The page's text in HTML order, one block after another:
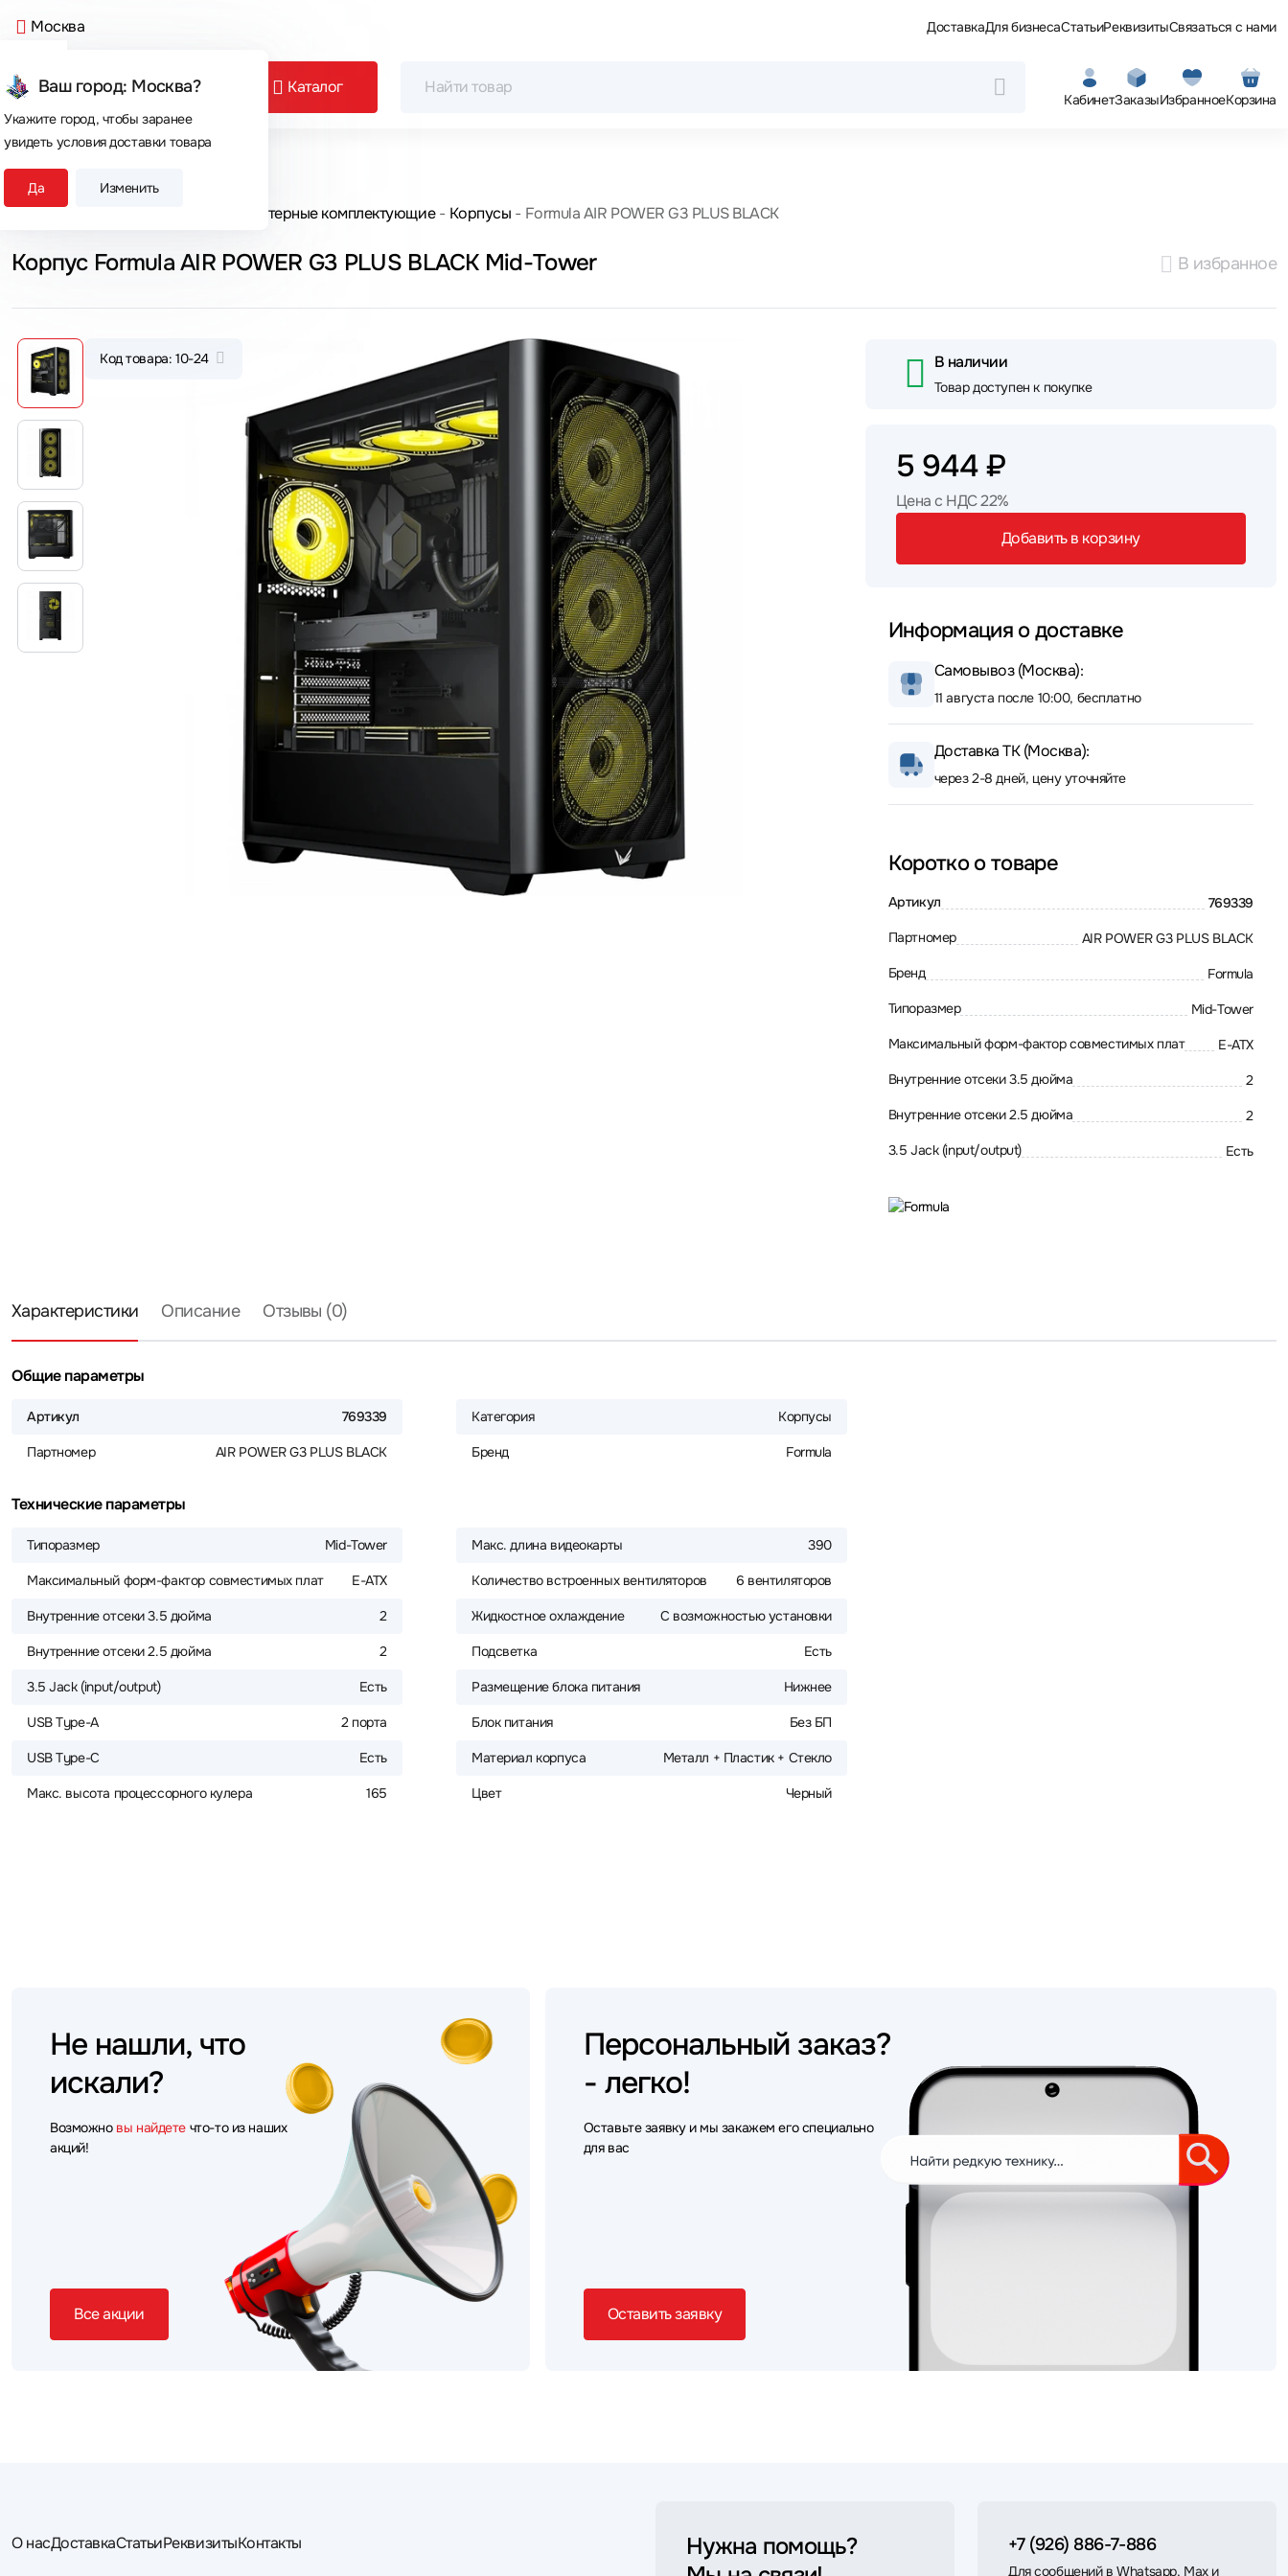
Москва
Ваш город: Москва?
Укажите город, чтобы заранее
увидеть условия доставки товара
Да Изменить
ДоставкаДля бизнесаСтатьиРеквизитыСвязаться с нами
Каталог
КабинетЗаказыИзбранноеКорзина
Сегодня покупают
Главная Компьютерные комплектующие Корпусы Formula AIR POWER G3 PLUS BLACK
Корпус Formula AIR POWER G3 PLUS BLACK Mid-Tower В избранное
Код товара: 10-24 В наличии
Товар доступен к покупке
5 944 ₽
Цена с НДС 22%
Добавить в корзину
Информация о доставке
Самовывоз (Москва):
11 августа после 10:00, бесплатно
Доставка ТК (Москва):
через 2-8 дней, цену уточняйте
Коротко о товаре
Артикул 769339
Партномер AIR POWER G3 PLUS BLACK
Бренд Formula
Типоразмер Mid-Tower
Максимальный форм-фактор совместимых плат E-ATX
Внутренние отсеки 3.5 дюйма 2
Внутренние отсеки 2.5 дюйма 2
3.5 Jack (input/output) Есть
Характеристики Описание Отзывы (0)
Общие параметры
Артикул 769339
Партномер AIR POWER G3 PLUS BLACK
Категория Корпусы
Бренд Formula
Технические параметры
Типоразмер Mid-Tower
Максимальный форм-фактор совместимых плат E-ATX
Внутренние отсеки 3.5 дюйма 2
Внутренние отсеки 2.5 дюйма 2
3.5 Jack (input/output) Есть
USB Type-A 2 порта
USB Type-C Есть
Макс. высота процессорного кулера 165
Макс. длина видеокарты 390
Количество встроенных вентиляторов 6 вентиляторов
Жидкостное охлаждение С возможностью установки
Подсветка Есть
Размещение блока питания Нижнее
Блок питания Без БП
Материал корпуса Металл + Пластик + Стекло
Цвет Черный
Не нашли, что
искали?
Возможно вы найдете что-то из наших
акций!
Все акции
Персональный заказ?
- легко!
Оставьте заявку и мы закажем его специально
для вас
Оставить заявку
О насДоставкаСтатьиРеквизитыКонтакты
Нужна помощь?
+7 (926) 886-7-886
Для сообщений в Whatsapp, Max и